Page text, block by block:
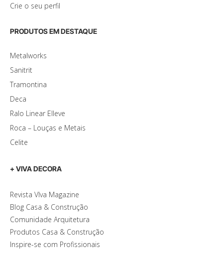
Crie o seu perfil
PRODUTOS EM DESTAQUE
Metalworks
Sanitrit
Tramontina
Deca
Ralo Linear Elleve
Roca – Louças e Metais
Celite
+ VIVA DECORA
Revista VIva Magazine
Blog Casa & Construção
Comunidade Arquitetura
Produtos Casa & Construção
Inspire-se com Profissionais